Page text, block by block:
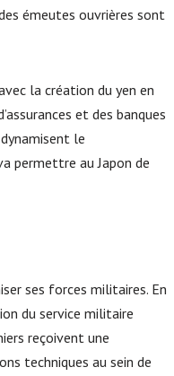
émeutes ouvrières sont
la création du yen en
et des banques
le
permettre au Japon de
ses forces militaires. En
du service militaire
reçoivent une
techniques au sein de